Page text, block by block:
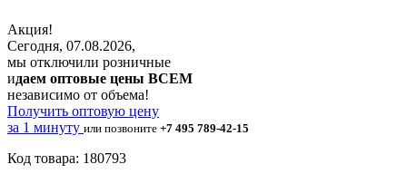
Акция!
Сегодня, 07.08.2026,
мы отключили розничные
идаем оптовые цены ВСЕМ
независимо от объема!
Получить оптовую цену
за 1 минуту или позвоните +7 495 789-42-15
Код товара: 180793